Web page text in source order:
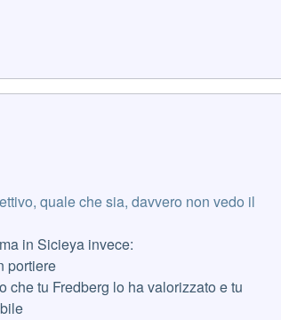
quale che sia, davvero non vedo il
in Sicieya invece:
portiere
tu Fredberg lo ha valorizzato e tu